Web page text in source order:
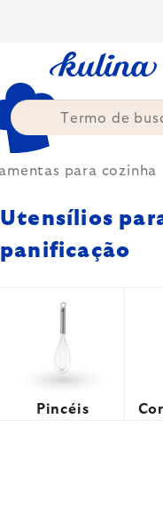
para cozinha
Utensílios
panificação
Pincéis